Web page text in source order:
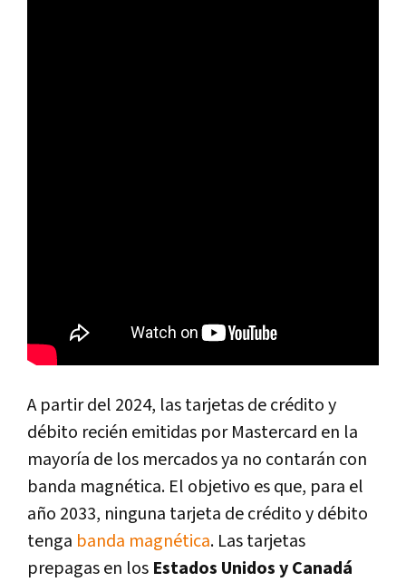
A partir del 2024, las tarjetas de crédito y
débito recién emitidas por Mastercard en la
mayoría de los mercados ya no contarán con
banda magnética. El objetivo es que, para el
año 2033, ninguna tarjeta de crédito y débito
tenga banda magnética. Las tarjetas
prepagas en los Estados Unidos y Canadá